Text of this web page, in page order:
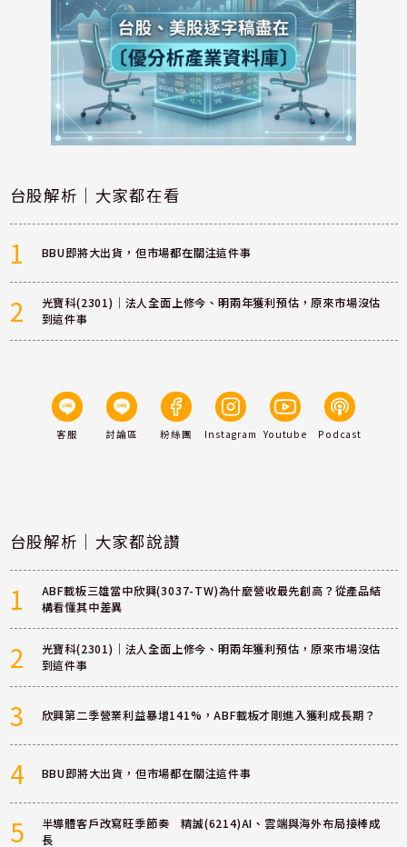
台股解析｜大家都在看
1 BBU即將大出貨，但市場都在關注這件事
2
光寶科(2301)｜法人全面上修今、明兩年獲利預估，原來市場沒估
到這件事
客服 討論區 粉絲團 Instagram Youtube Podcast
台股解析｜大家都說讚
1
ABF載板三雄當中欣興(3037-TW)為什麼營收最先創高？從產品結
構看懂其中差異
2
光寶科(2301)｜法人全面上修今、明兩年獲利預估，原來市場沒估
到這件事
3 欣興第二季營業利益暴增141%，ABF載板才剛進入獲利成長期？
4 BBU即將大出貨，但市場都在關注這件事
5
半導體客戶改寫旺季節奏 精誠(6214)AI、雲端與海外布局接棒成
長